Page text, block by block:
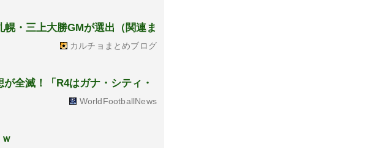
・三上大勝GMが選出（関連ま
カルチョまとめブログ
全滅！「R4はガナ・シティ・
WorldFootballNews